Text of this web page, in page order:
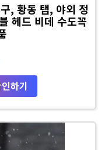
, 황동 탭, 야외 정
헤드 비데 수도꼭
하기